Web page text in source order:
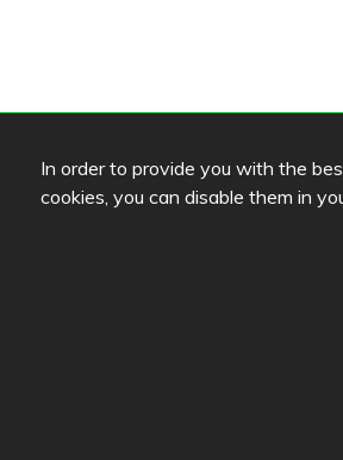
In order to provide you with the
cookies, you can disable them in